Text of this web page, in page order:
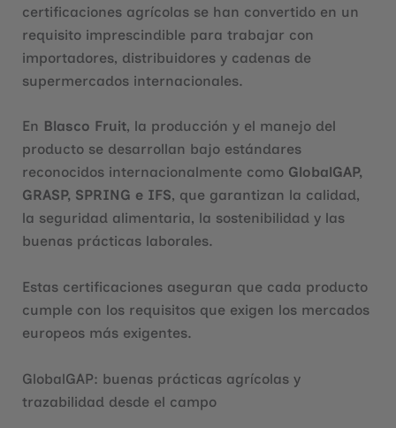
certificaciones agrícolas se han convertido en un
requisito imprescindible para trabajar con
importadores, distribuidores y cadenas de
supermercados internacionales.
En Blasco Fruit, la producción y el manejo del
producto se desarrollan bajo estándares
reconocidos internacionalmente como GlobalGAP,
GRASP, SPRING e IFS, que garantizan la calidad,
la seguridad alimentaria, la sostenibilidad y las
buenas prácticas laborales.
Estas certificaciones aseguran que cada producto
cumple con los requisitos que exigen los mercados
europeos más exigentes.
GlobalGAP: buenas prácticas agrícolas y
trazabilidad desde el campo